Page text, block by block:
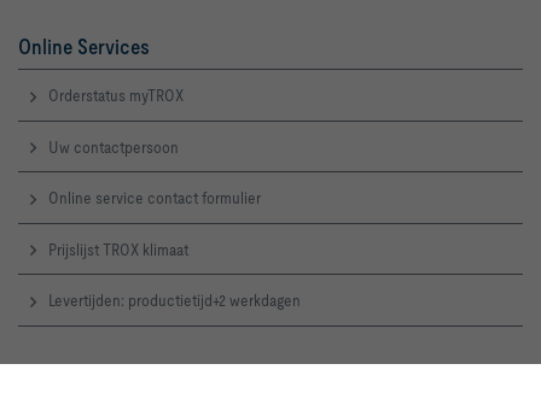
Online Services
Orderstatus myTROX
Uw contactpersoon
Online service contact formulier
Prijslijst TROX klimaat
Levertijden: productietijd+2 werkdagen